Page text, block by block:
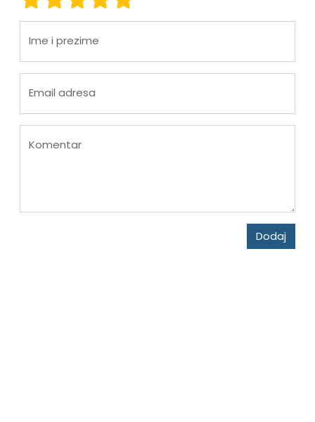
Ime i prezime
Email adresa
Komentar
Dodaj